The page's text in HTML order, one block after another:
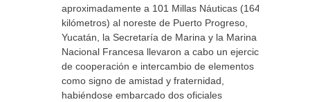
aproximadamente a 101 Millas Náuticas (164
kilómetros) al noreste de Puerto Progreso,
Yucatán, la Secretaría de Marina y la Marina
Nacional Francesa llevaron a cabo un ejercicio
de cooperación e intercambio de elementos
como signo de amistad y fraternidad,
habiéndose embarcado dos oficiales